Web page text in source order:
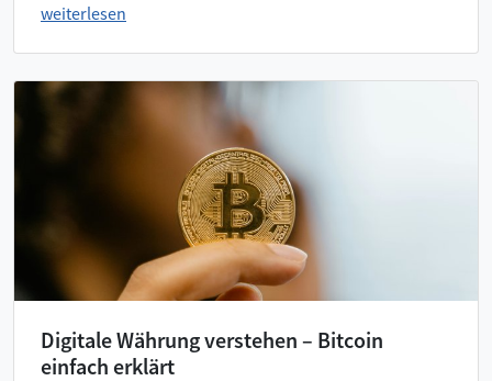
weiterlesen
Digitale Währung verstehen – Bitcoin
einfach erklärt